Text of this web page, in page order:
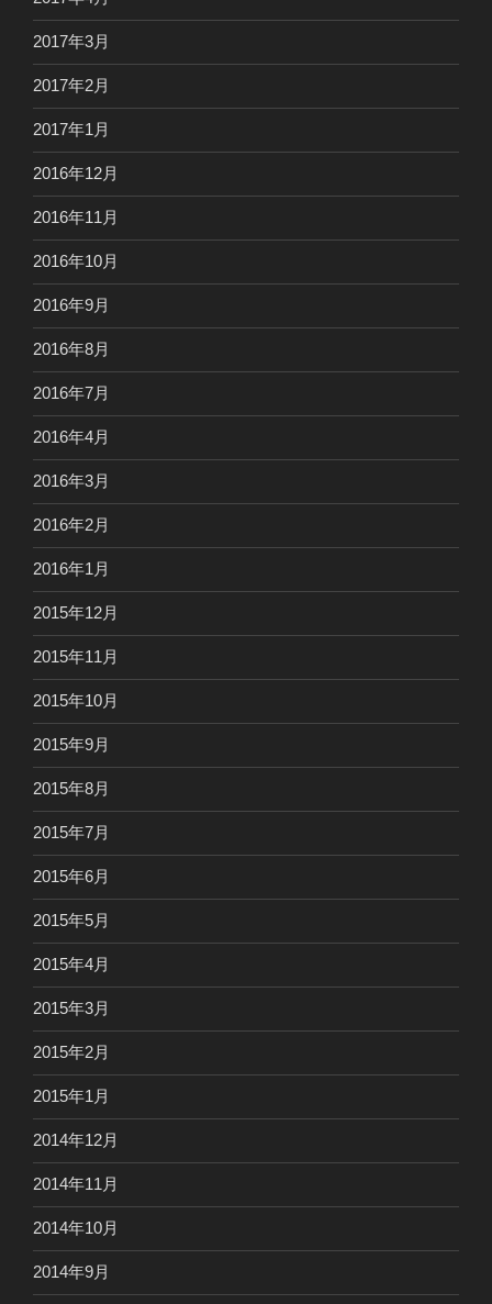
2017年3月
2017年2月
2017年1月
2016年12月
2016年11月
2016年10月
2016年9月
2016年8月
2016年7月
2016年4月
2016年3月
2016年2月
2016年1月
2015年12月
2015年11月
2015年10月
2015年9月
2015年8月
2015年7月
2015年6月
2015年5月
2015年4月
2015年3月
2015年2月
2015年1月
2014年12月
2014年11月
2014年10月
2014年9月